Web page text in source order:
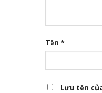
Tên *
Lưu tên